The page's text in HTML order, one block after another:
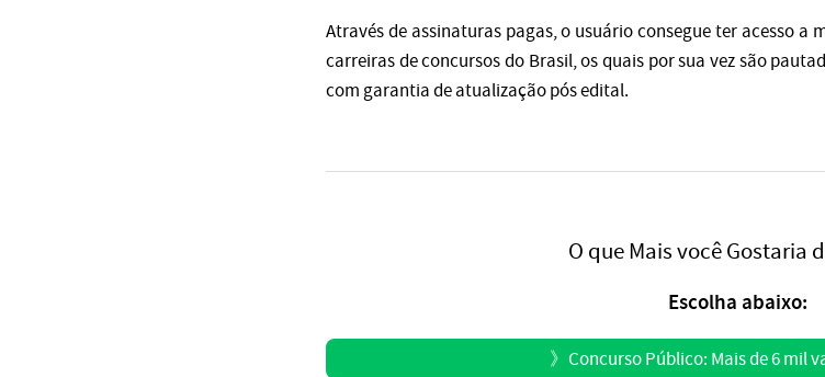
Através de assinaturas pagas, o usuário consegue ter acesso a
carreiras de concursos do Brasil, os quais por sua vez são
com garantia de atualização pós edital.
O que Mais você Gostaria
Escolha abaixo:
》 Concurso Público: Mais de 6 mil